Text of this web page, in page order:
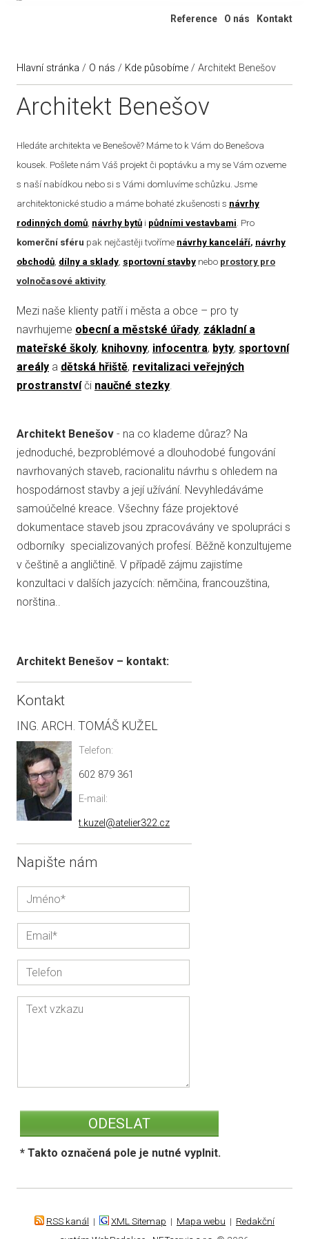
Reference O nás Kontakt
Hlavní stránka / O nás / Kde působíme / Architekt Benešov
Architekt Benešov
Hledáte architekta ve Benešově? Máme to k Vám do Benešova
kousek. Pošlete nám Váš projekt či poptávku a my se Vám ozveme
s naší nabídkou nebo si s Vámi domluvíme schůzku. Jsme
architektonické studio a máme bohaté zkušenosti s návrhy
rodinných domů, návrhy bytů i půdními vestavbami. Pro
komerční sféru pak nejčastěji tvoříme návrhy kanceláří, návrhy
obchodů, dílny a sklady, sportovní stavby nebo prostory pro
volnočasové aktivity.
Mezi naše klienty patří i města a obce – pro ty
navrhujeme obecní a městské úřady, základní a
mateřské školy, knihovny, infocentra, byty, sportovní
areály a dětská hřiště, revitalizaci veřejných
prostranstvíči naučné stezky.
Architekt Benešov - na co klademe důraz? Na
jednoduché, bezproblémové a dlouhodobé fungování
navrhovaných staveb, racionalitu návrhu s ohledem na
hospodárnost stavby a její užívání. Nevyhledáváme
samoúčelné kreace. Všechny fáze projektové
dokumentace staveb jsou zpracovávány ve spolupráci s
odborníky specializovaných profesí. Běžně konzultujeme
v češtině a angličtině. V případě zájmu zajistíme
konzultaci v dalších jazycích: němčina, francouzština,
norština..
Architekt Benešov – kontakt:
Kontakt
ING. ARCH. TOMÁŠ KUŽEL
Telefon:
602 879 361
E-mail:
t.kuzel@atelier322.cz
Napište nám
* Takto označená pole je nutné vyplnit.
RSS kanál | XML Sitemap | Mapa webu | Redakční